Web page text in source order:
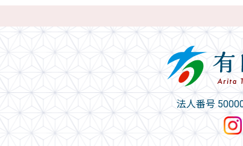
法人番号